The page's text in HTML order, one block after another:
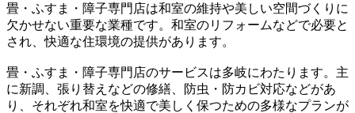
畳・ふすま・障子専門店は和室の維持や美しい空間づくりに
欠かせない重要な業種です。和室のリフォームなどで必要と
され、快適な住環境の提供があります。
畳・ふすま・障子専門店のサービスは多岐にわたります。主
に新調、張り替えなどの修繕、防虫・防カビ対応などがあ
り、それぞれ和室を快適で美しく保つための多様なプランが